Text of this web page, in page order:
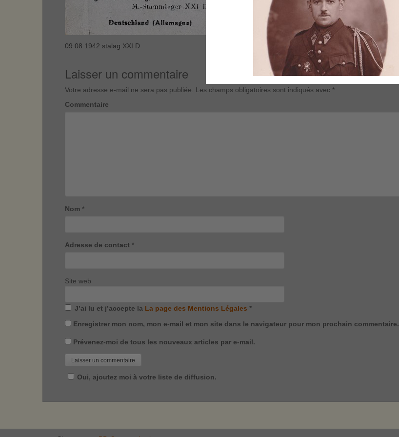
09 08 1942 stalag XXI D
Laisser un commentaire
Votre adresse e-mail ne sera pas publiée. Les champs obligatoires sont indiqués avec *
Commentaire
Nom *
Adresse de contact *
Site web
J’ai lu et j’accepte la La page des Mentions Légales *
Enregistrer mon nom, mon e-mail et mon site dans le navigateur pour mon prochain commentaire.
Prévenez-moi de tous les nouveaux articles par e-mail.
Oui, ajoutez moi à votre liste de diffusion.